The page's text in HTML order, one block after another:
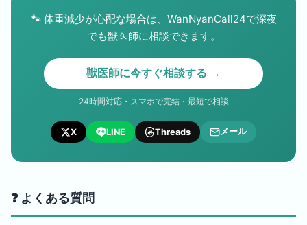
🐾 体重減少が心配な場合は、WanNyanCall24で深夜
でも獣医師に相談できます。
獣医師に今すぐ相談する →
24時間対応・スマホで完結・最短で相談
X LINE Threads メール
❓ よくある質問